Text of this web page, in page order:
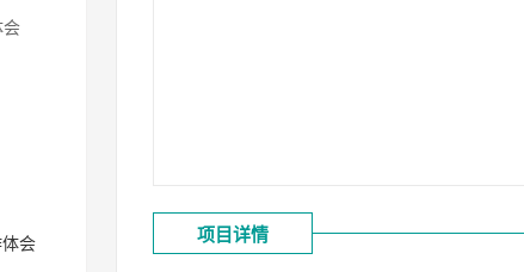
项目详情
会